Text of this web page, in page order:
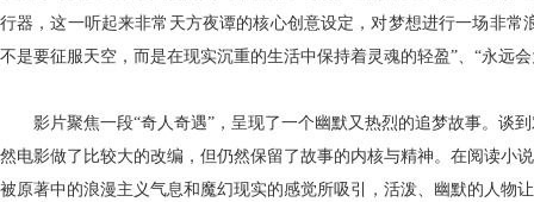
行器，这一听起来非常天方夜谭的核心创意设定，对梦想进行一场非常
不是要征服天空，而是在现实沉重的生活中保持着灵魂的轻盈”、“永远
影片聚焦一段“奇人奇遇”，呈现了一个幽默又热烈的追梦故事。谈
然电影做了比较大的改编，但仍然保留了故事的内核与精神。在阅读小
被原著中的浪漫主义气息和魔幻现实的感觉所吸引，活泼、幽默的人物